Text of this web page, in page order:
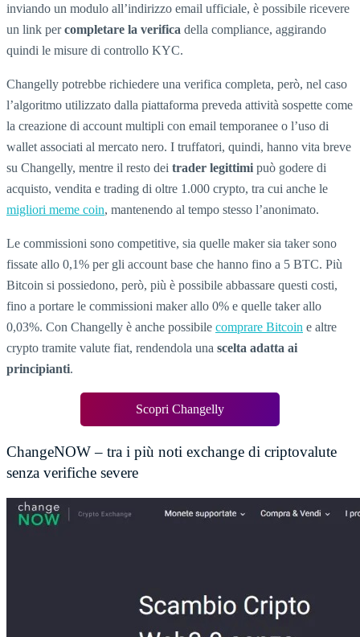
inviando un modulo all’indirizzo email ufficiale, è possibile ricevere
un link percompletare la verifica della compliance, aggirando
quindi le misure di controllo KYC.
Changelly potrebbe richiedere una verifica completa, però, nel caso
l’algoritmo utilizzato dalla piattaforma preveda attività sospette come
la creazione di account multipli con email temporanee o l’uso di
wallet associati al mercato nero. I truffatori, quindi, hanno vita breve
su Changelly, mentre il resto dei trader legittimi può godere di
acquisto, vendita e trading di oltre 1.000 crypto, tra cui anche le
migliori meme coin, mantenendo al tempo stesso l’anonimato.
Le commissioni sono competitive, sia quelle maker sia taker sono
fissate allo 0,1% per gli account base che hanno fino a 5 BTC. Più
Bitcoin si possiedono, però, più è possibile abbassare questi costi,
fino a portare le commissioni maker allo 0% e quelle taker allo
0,03%. Con Changelly è anche possibile comprare Bitcoin e altre
crypto tramite valute fiat, rendendola una scelta adatta ai
principianti.
Scopri Changelly
ChangeNOW – tra i più noti exchange di criptovalute
senza verifiche severe